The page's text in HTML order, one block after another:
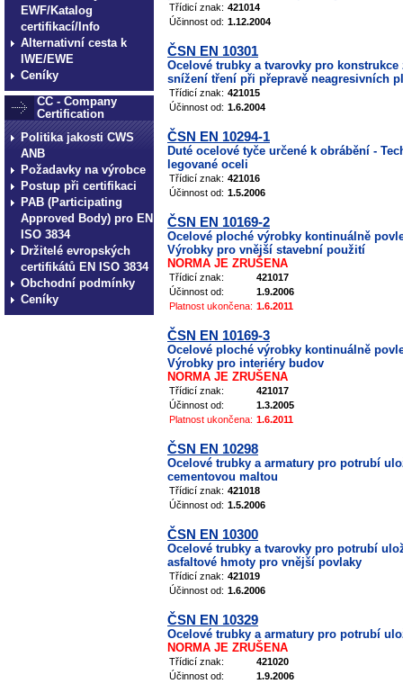
EWF/Katalog
certifikací/Info
Alternativní cesta k
IWE/EWE
Ceníky
CC - Company
Certification
Politika jakosti CWS
ANB
Požadavky na výrobce
Postup při certifikaci
PAB (Participating
Approved Body) pro EN
ISO 3834
Držitelé evropských
certifikátů EN ISO 3834
Obchodní podmínky
Ceníky
Třídicí znak: 421014
Účinnost od: 1.12.2004
ČSN EN 10301
Ocelové trubky a tvarovky pro
snížení tření při přepravě neagresivních
Třídicí znak: 421015
Účinnost od: 1.6.2004
ČSN EN 10294-1
Duté ocelové tyče určené k obrábění -
legované oceli
Třídicí znak: 421016
Účinnost od: 1.5.2006
ČSN EN 10169-2
Ocelové ploché výrobky kontinuálně
Výrobky pro vnější stavební použití
NORMA JE ZRUŠENA
Třídicí znak:
421017
Účinnost od:
1.9.2006
Platnost ukončena: 1.6.2011
ČSN EN 10169-3
Ocelové ploché výrobky kontinuálně
Výrobky pro interiéry budov
NORMA JE ZRUŠENA
Třídicí znak:
421017
Účinnost od:
1.3.2005
Platnost ukončena: 1.6.2011
ČSN EN 10298
Ocelové trubky a armatury pro potrubí
cementovou maltou
Třídicí znak: 421018
Účinnost od: 1.5.2006
ČSN EN 10300
Ocelové trubky a tvarovky pro potrubí
asfaltové hmoty pro vnější povlaky
Třídicí znak: 421019
Účinnost od: 1.6.2006
ČSN EN 10329
Ocelové trubky a armatury pro potrubí
NORMA JE ZRUŠENA
Třídicí znak:
421020
Účinnost od:
1.9.2006